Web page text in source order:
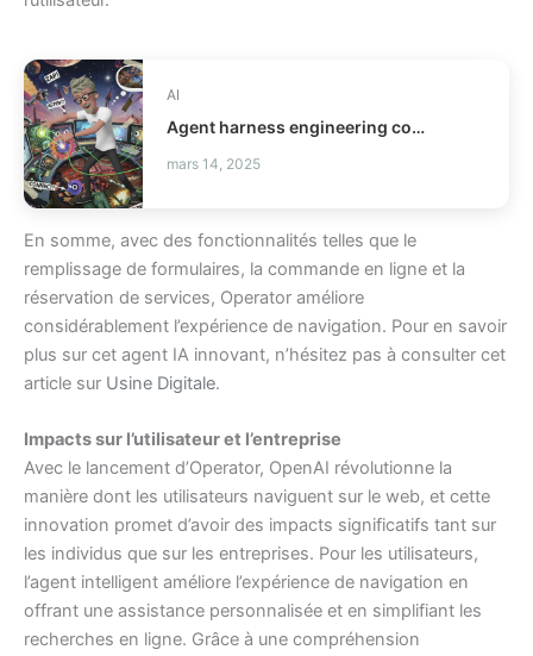
AI
Agent harness engineering comment fiabiliser vos agents IA ?
mars 14, 2025
En somme, avec des fonctionnalités telles que le
remplissage de formulaires, la commande en ligne et la
réservation de services, Operator améliore
considérablement l’expérience de navigation. Pour en savoir
plus sur cet agent IA innovant, n’hésitez pas à consulter cet
article sur Usine Digitale.
Impacts sur l’utilisateur et l’entreprise
Avec le lancement d’Operator, OpenAI révolutionne la
manière dont les utilisateurs naviguent sur le web, et cette
innovation promet d’avoir des impacts significatifs tant sur
les individus que sur les entreprises. Pour les utilisateurs,
l’agent intelligent améliore l’expérience de navigation en
offrant une assistance personnalisée et en simplifiant les
recherches en ligne. Grâce à une compréhension